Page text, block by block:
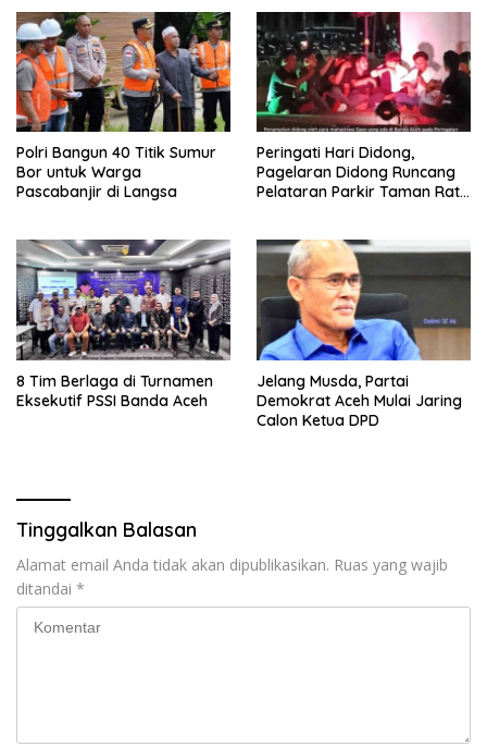
Polri Bangun 40 Titik Sumur
Bor untuk Warga
Pascabanjir di Langsa
Peringati Hari Didong,
Pagelaran Didong Runcang
Pelataran Parkir Taman Ratu
8 Tim Berlaga di Turnamen
Eksekutif PSSI Banda Aceh
Jelang Musda, Partai
Demokrat Aceh Mulai Jaring
Calon Ketua DPD
Tinggalkan Balasan
Alamat email Anda tidak akan dipublikasikan. Ruas yang wajib
ditandai *